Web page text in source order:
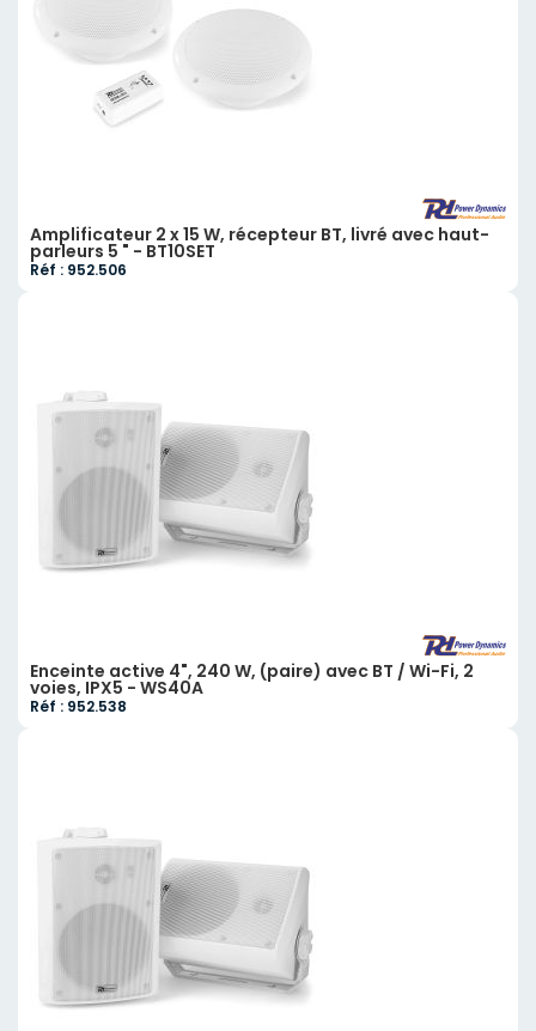
Amplificateur 2 x 15 W, récepteur BT, livré avec haut-
parleurs 5 " - BT10SET
Réf : 952.506
Enceinte active 4", 240 W, (paire) avec BT / Wi-Fi, 2
voies, IPX5 - WS40A
Réf : 952.538